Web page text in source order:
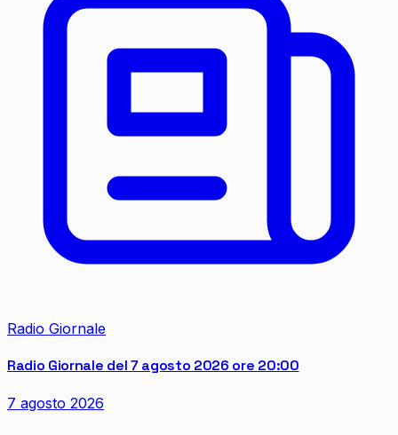
Radio Giornale
Radio Giornale del 7 agosto 2026 ore 20:00
7 agosto 2026